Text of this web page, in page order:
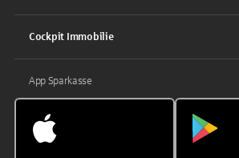
Cockpit Immobilie
App Sparkasse